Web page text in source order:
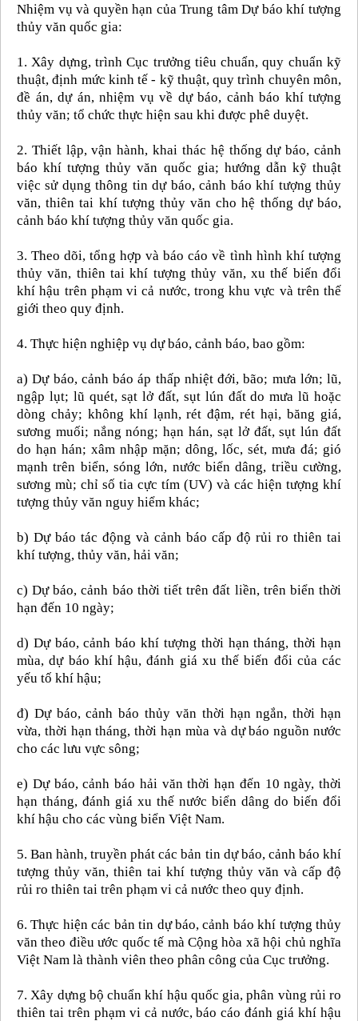
Nhiệm vụ và quyền hạn của Trung tâm Dự báo khí tượng
thủy văn quốc gia:
1. Xây dựng, trình Cục trưởng tiêu chuẩn, quy chuẩn kỹ
thuật, định mức kinh tế - kỹ thuật, quy trình chuyên môn,
đề án, dự án, nhiệm vụ về dự báo, cảnh báo khí tượng
thủy văn; tổ chức thực hiện sau khi được phê duyệt.
2. Thiết lập, vận hành, khai thác hệ thống dự báo, cảnh
báo khí tượng thủy văn quốc gia; hướng dẫn kỹ thuật
việc sử dụng thông tin dự báo, cảnh báo khí tượng thủy
văn, thiên tai khí tượng thủy văn cho hệ thống dự báo,
cảnh báo khí tượng thủy văn quốc gia.
3. Theo dõi, tổng hợp và báo cáo về tình hình khí tượng
thủy văn, thiên tai khí tượng thủy văn, xu thế biến đổi
khí hậu trên phạm vi cả nước, trong khu vực và trên thế
giới theo quy định.
4. Thực hiện nghiệp vụ dự báo, cảnh báo, bao gồm:
a) Dự báo, cảnh báo áp thấp nhiệt đới, bão; mưa lớn; lũ,
ngập lụt; lũ quét, sạt lở đất, sụt lún đất do mưa lũ hoặc
dòng chảy; không khí lạnh, rét đậm, rét hại, băng giá,
sương muối; nắng nóng; hạn hán, sạt lở đất, sụt lún đất
do hạn hán; xâm nhập mặn; dông, lốc, sét, mưa đá; gió
mạnh trên biển, sóng lớn, nước biển dâng, triều cường,
sương mù; chỉ số tia cực tím (UV) và các hiện tượng khí
tượng thủy văn nguy hiểm khác;
b) Dự báo tác động và cảnh báo cấp độ rủi ro thiên tai
khí tượng, thủy văn, hải văn;
c) Dự báo, cảnh báo thời tiết trên đất liền, trên biển thời
hạn đến 10 ngày;
d) Dự báo, cảnh báo khí tượng thời hạn tháng, thời hạn
mùa, dự báo khí hậu, đánh giá xu thế biến đổi của các
yếu tố khí hậu;
đ) Dự báo, cảnh báo thủy văn thời hạn ngắn, thời hạn
vừa, thời hạn tháng, thời hạn mùa và dự báo nguồn nước
cho các lưu vực sông;
e) Dự báo, cảnh báo hải văn thời hạn đến 10 ngày, thời
hạn tháng, đánh giá xu thế nước biển dâng do biến đổi
khí hậu cho các vùng biển Việt Nam.
5. Ban hành, truyền phát các bản tin dự báo, cảnh báo khí
tượng thủy văn, thiên tai khí tượng thủy văn và cấp độ
rủi ro thiên tai trên phạm vi cả nước theo quy định.
6. Thực hiện các bản tin dự báo, cảnh báo khí tượng thủy
văn theo điều ước quốc tế mà Cộng hòa xã hội chủ nghĩa
Việt Nam là thành viên theo phân công của Cục trưởng.
7. Xây dựng bộ chuẩn khí hậu quốc gia, phân vùng rủi ro
thiên tai trên phạm vi cả nước, báo cáo đánh giá khí hậu